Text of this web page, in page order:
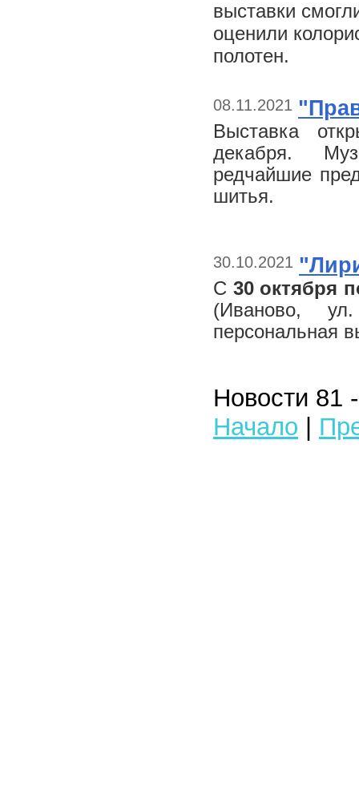
выставки
оценили
полотен.
08.11.2021
Выставка
декабря.
редчайшие
шитья.
30.10.2021
С 30 октября
(Иваново,
персональная
Новости 81
Начало